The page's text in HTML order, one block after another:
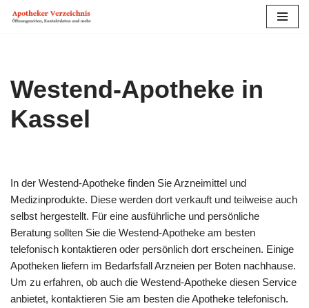
Westend-Apotheke in
Kassel
In der Westend-Apotheke finden Sie Arzneimittel und
Medizinprodukte. Diese werden dort verkauft und teilweise auch
selbst hergestellt. Für eine ausführliche und persönliche
Beratung sollten Sie die Westend-Apotheke am besten
telefonisch kontaktieren oder persönlich dort erscheinen. Einige
Apotheken liefern im Bedarfs­fall Arzneien per Boten nachhause.
Um zu erfahren, ob auch die Westend-Apotheke diesen Service
anbietet, kontaktieren Sie am besten die Apotheke telefonisch.